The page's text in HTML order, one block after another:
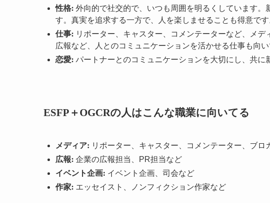
性格: 外向的で社交的で、いつも周囲を明るくしています
す。真実を追求する一方で、人を楽しませることも得意です
仕事: リポーター、キャスター、コメンテーターなど、メ
広報など、人とのコミュニケーションを活かせる仕事も向い
恋愛: パートナーとのコミュニケーションを大切にし、共に
ESFP＋OGCRの人はこんな職業に向いてる
メディア: リポーター、キャスター、コメンテーター、ブロ
広報: 企業の広報担当、PR担当など
イベント企画: イベント企画、司会など
作家: エッセイスト、ノンフィクション作家など